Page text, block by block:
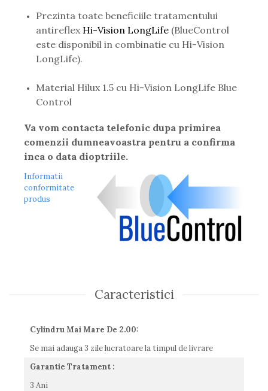
Prezinta toate beneficiile tratamentului
antireflex Hi-Vision LongLife (BlueControl
este disponibil in combinatie cu Hi-Vision
LongLife).
Material Hilux 1.5 cu Hi-Vision LongLife Blue
Control
Va vom contacta telefonic dupa primirea
comenzii dumneavoastra pentru a confirma
inca o data dioptriile.
Informatii
conformitate
produs
Caracteristici
Cylindru Mai Mare De 2.00:
Se mai adauga 3 zile lucratoare la timpul de livrare
Garantie Tratament :
3 Ani